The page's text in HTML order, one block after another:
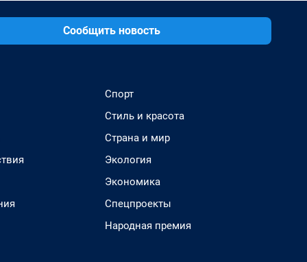
Сообщить новость
Спорт
Стиль и красота
Страна и мир
Экология
Экономика
Спецпроекты
Народная премия